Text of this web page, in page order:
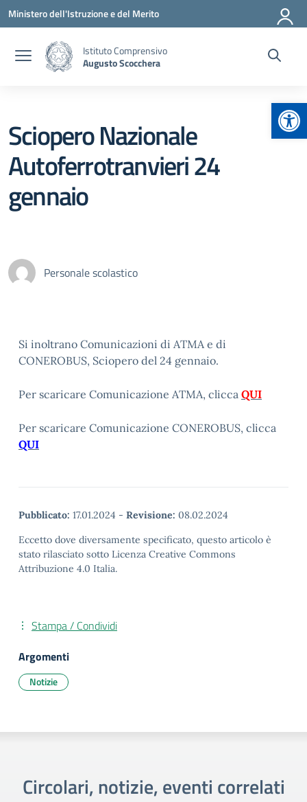
Vai ai contenuti
Vai al menu di navigazione
Vai al footer
Ministero dell'Istruzione e del Merito
Istituto Comprensivo
Augusto Scocchera
Sciopero Nazionale
Autoferrotranvieri 24
gennaio
Personale scolastico
Si inoltrano Comunicazioni di ATMA e di
CONEROBUS, Sciopero del 24 gennaio.
Per scaricare Comunicazione ATMA, clicca QUI
Per scaricare Comunicazione CONEROBUS, clicca
QUI
Pubblicato: 17.01.2024 - Revisione: 08.02.2024
Eccetto dove diversamente specificato, questo articolo è
stato rilasciato sotto Licenza Creative Commons
Attribuzione 4.0 Italia.
Stampa / Condividi
Argomenti
Notizie
Circolari, notizie, eventi correlati